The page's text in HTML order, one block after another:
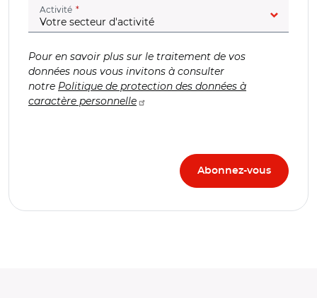
Activité (champ obligatoire)
Pour en savoir plus sur le traitement de vos
données nous vous invitons à consulter
notre Politique de protection des données à
caractère personnelle